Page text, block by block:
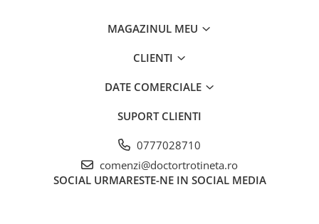
MAGAZINUL MEU
CLIENTI
DATE COMERCIALE
SUPORT CLIENTI
0777028710
comenzi@doctortrotineta.ro
SOCIAL URMARESTE-NE IN SOCIAL MEDIA